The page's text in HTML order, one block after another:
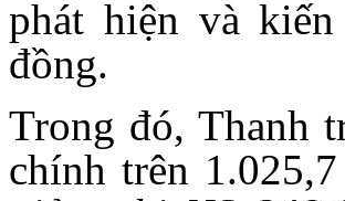
phát hiện và
đồng.
Trong đó, Thanh
chính trên